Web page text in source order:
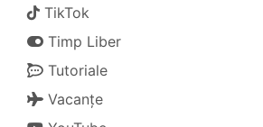
TikTok
Timp Liber
Tutoriale
Vacanțe